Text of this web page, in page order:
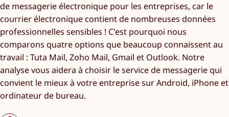
de messagerie électronique pour les entreprises, car le
courrier électronique contient de nombreuses données
professionnelles sensibles ! C'est pourquoi nous
comparons quatre options que beaucoup connaissent au
travail : Tuta Mail, Zoho Mail, Gmail et Outlook. Notre
analyse vous aidera à choisir le service de messagerie qui
convient le mieux à votre entreprise sur Android, iPhone et
ordinateur de bureau.